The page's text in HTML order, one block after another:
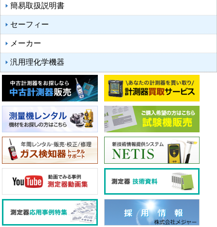
簡易取扱説明書
セーフィー
メーカー
汎用理化学機器